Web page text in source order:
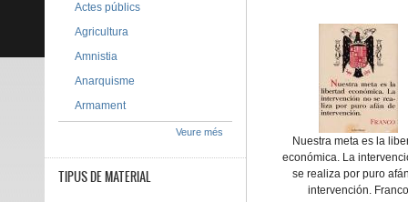
Nuestra meta es la
económica. La
se realiza por puro
intervención.
Actes públics
Agricultura
Amnistia
Anarquisme
Armament
Veure més
TIPUS DE MATERIAL